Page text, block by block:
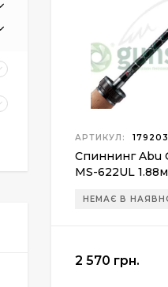
АРТИКУЛ:
Спиннинг Abu
MS-622UL
НЕМАЄ В
2 570 грн.